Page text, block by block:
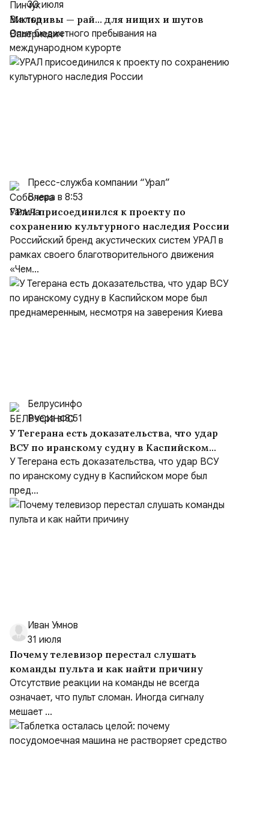
30 июля
Мальдивы — рай… для нищих и шутов
Опыт бюджетного пребывания на
международном курорте
Пресс-служба компании “Урал”
Вчера в 8:53
УРАЛ присоединился к проекту по
сохранению культурного наследия России
Российский бренд акустических систем УРАЛ в
рамках своего благотворительного движения
«Чем...
Белрусинфо
Вчера в 8:51
У Тегерана есть доказательства, что удар
ВСУ по иранскому судну в Каспийском
море был преднамеренным, несмотря на
заверения Киева
У Тегерана есть доказательства, что удар ВСУ
по иранскому судну в Каспийском море был
пред...
Иван Умнов
31 июля
Почему телевизор перестал слушать
команды пульта и как найти причину
Отсутствие реакции на команды не всегда
означает, что пульт сломан. Иногда сигналу
мешает ...